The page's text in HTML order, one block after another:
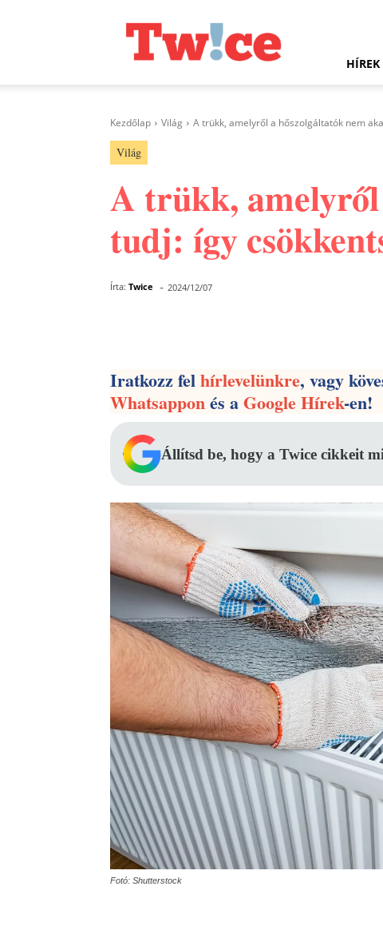
HÍREK
Kezdőlap Világ A trükk, amelyről a hőszolgáltatók nem
Világ
A trükk,
tudj: így
Írta: Twice - 2024/12/07
Iratkozz felhírlevelünkre, vagy
Whatsapponés aGoogle Hírek-en!
Állítsd be, hogy a Twice cikkeit
Fotó: Shutterstock